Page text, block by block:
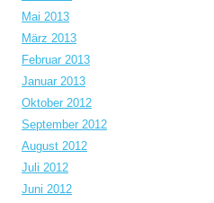
Mai 2013
März 2013
Februar 2013
Januar 2013
Oktober 2012
September 2012
August 2012
Juli 2012
Juni 2012